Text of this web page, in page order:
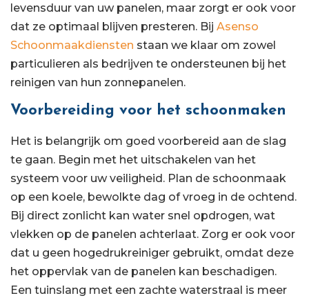
levensduur van uw panelen, maar zorgt er ook voor
dat ze optimaal blijven presteren. Bij Asenso
Schoonmaakdiensten staan we klaar om zowel
particulieren als bedrijven te ondersteunen bij het
reinigen van hun zonnepanelen.
Voorbereiding voor het schoonmaken
Het is belangrijk om goed voorbereid aan de slag
te gaan. Begin met het uitschakelen van het
systeem voor uw veiligheid. Plan de schoonmaak
op een koele, bewolkte dag of vroeg in de ochtend.
Bij direct zonlicht kan water snel opdrogen, wat
vlekken op de panelen achterlaat. Zorg er ook voor
dat u geen hogedrukreiniger gebruikt, omdat deze
het oppervlak van de panelen kan beschadigen.
Een tuinslang met een zachte waterstraal is meer